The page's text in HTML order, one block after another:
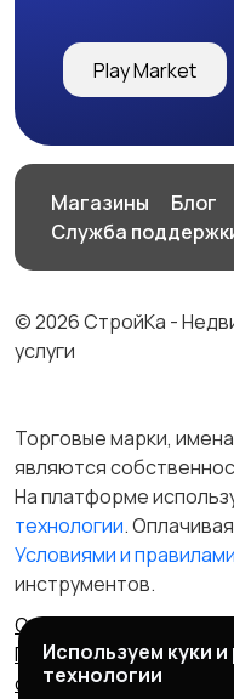
Play Market
Магазины Блог
Служба
© 2026 СтройКа -
услуги
Торговые марки,
являются
На платформе
технологии.
Условиями и правилами
инструментов.
Отказ от
Политика
соглашение
Используем куки
технологии